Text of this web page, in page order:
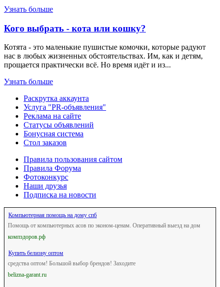
Узнать больше
Кого выбрать - кота или кошку?
Котята - это маленькие пушистые комочки, которые радуют
нас в любых жизненных обстоятельствах. Им, как и детям,
прощается практически всё. Но время идёт и из...
Узнать больше
Раскрутка аккаунта
Услуга "PR-объявления"
Реклама на сайте
Статусы объявлений
Бонусная система
Стол заказов
Правила пользования сайтом
Правила Форума
Фотоконкурс
Наши друзья
Подписка на новости
Компьютерная помощь на дому спб
Помощь от компьютерных асов по эконом-ценам. Оперативный выезд на дом
компздоров.рф
Купить белизну оптом
средства оптом! Большой выбор брендов! Заходите
belizna-garant.ru